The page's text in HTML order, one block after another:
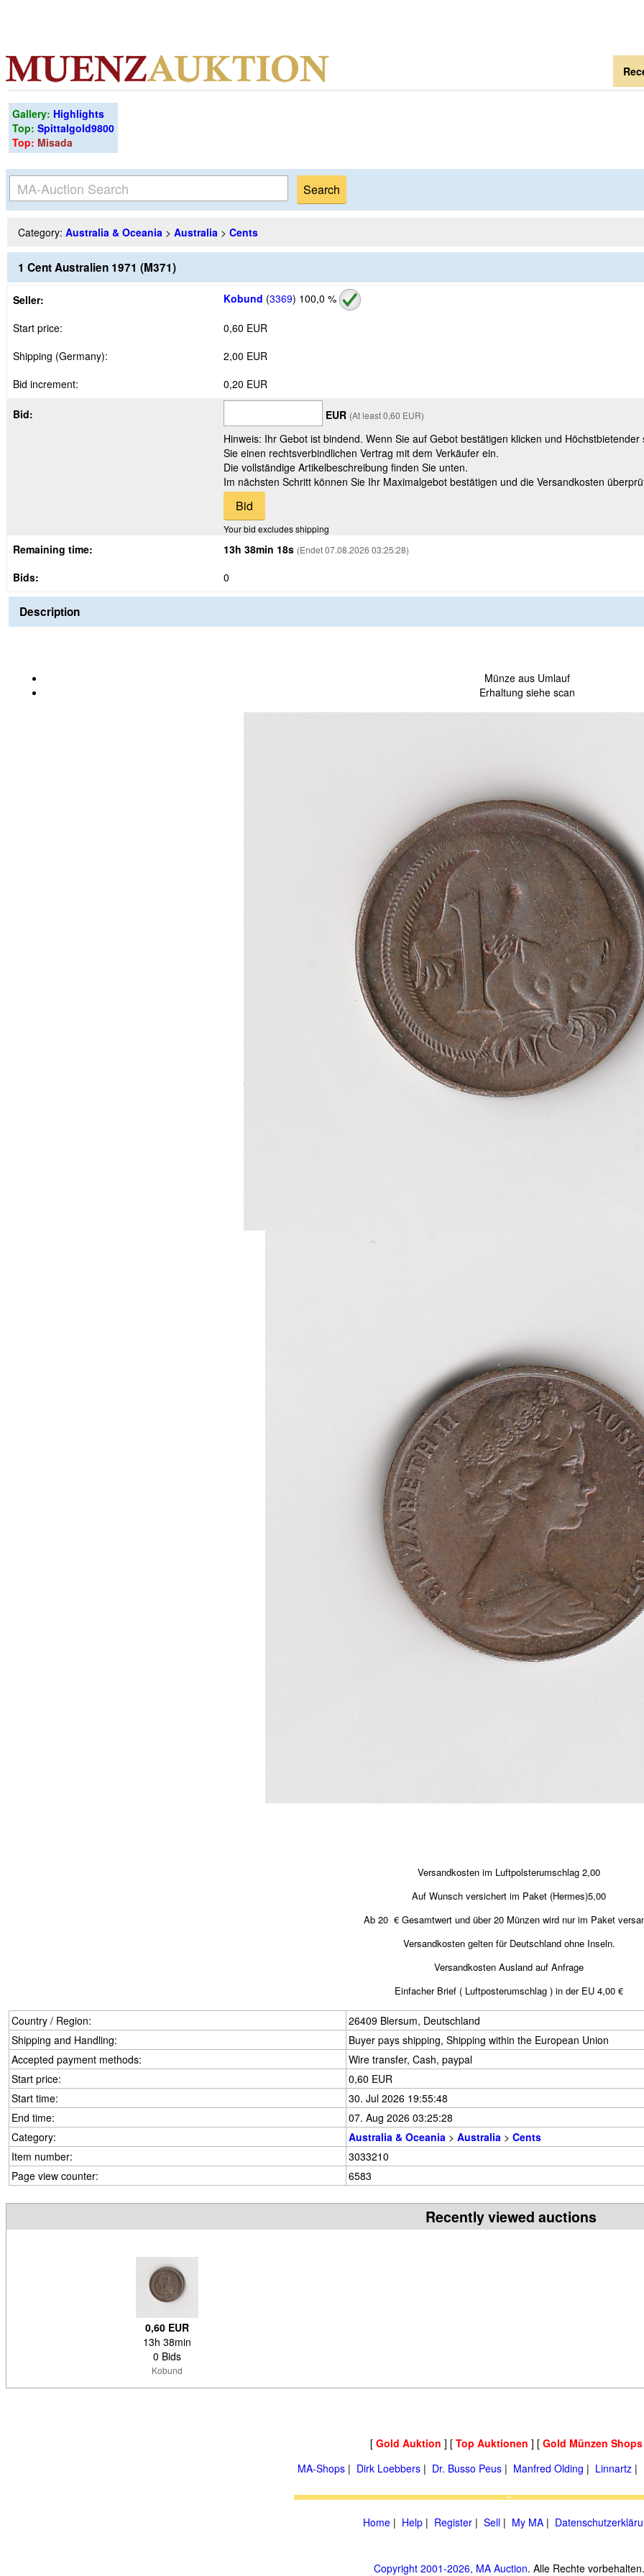
Gallery: Highlights
Top: Spittalgold9800
Top: Misada
Category: Australia & Oceania > Australia > Cents
1 Cent Australien 1971 (M371)
Seller: Kobund (3369) 100,0 %
Start price:
0,60 EUR
Shipping (Germany):
2,00 EUR
Bid increment:
0,20 EUR
Bid: EUR (At least 0,60 EUR)
Hinweis: Ihr Gebot ist bindend. Wenn Sie auf Gebot bestätigen klicken und Höchstbietender
Sie einen rechtsverbindlichen Vertrag mit dem Verkäufer ein.
Die vollständige Artikelbeschreibung finden Sie unten.
Im nächsten Schritt können Sie Ihr Maximalgebot bestätigen und die Versandkosten
Your bid excludes shipping
Remaining time: 13h 38min 17s (Endet 07.08.2026 03:25:28)
Bids: 0
Description
Münze aus Umlauf
Erhaltung siehe scan
Versandkosten im Luftpolsterumschlag 2,00
Auf Wunsch versichert im Paket (Hermes)5,00
Ab 20 € Gesamtwert und über 20 Münzen wird nur im Paket
Versandkosten gelten für Deutschland ohne Inseln.
Versandkosten Ausland auf Anfrage
Einfacher Brief ( Luftposterumschlag ) in der EU 4,00 €
Country / Region:
26409 Blersum, Deutschland
Shipping and Handling:
Buyer pays shipping, Shipping within the European Union
Accepted payment methods:
Wire transfer, Cash, paypal
Start price:
0,60 EUR
Start time:
30. Jul 2026 19:55:48
End time:
07. Aug 2026 03:25:28
Category:
Australia & Oceania > Australia > Cents
Item number:
3033210
Page view counter:
6583
Recently viewed auctions
0,60 EUR
13h 38min
0 Bids
Kobund
[ Gold Auktion ] [ Top Auktionen ] [ Gold Münzen Shops
MA-Shops | Dirk Loebbers | Dr. Busso Peus | Manfred Olding | Linnartz |
Home | Help | Register | Sell | My MA |
Copyright 2001-2026, MA Auction. Alle Rechte vorbehalten.